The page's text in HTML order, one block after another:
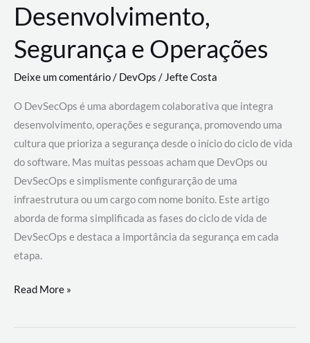
Desenvolvimento,
Segurança e Operações
Deixe um comentário/ DevOps /Jefte Costa
O DevSecOps é uma abordagem colaborativa que integra
desenvolvimento, operações e segurança, promovendo uma
cultura que prioriza a segurança desde o início do ciclo de vida
do software. Mas muitas pessoas acham que DevOps ou
DevSecOps e simplismente configurarção de uma
infraestrutura ou um cargo com nome bonito. Este artigo
aborda de forma simplificada as fases do ciclo de vida de
DevSecOps e destaca a importância da segurança em cada
etapa.
DevSecOps
Prática:
Read More »